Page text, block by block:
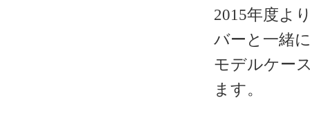
2015年度よ
バーと一緒
モデルケー
ます。